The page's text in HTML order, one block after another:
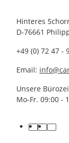
Hinteres
D-76661
+49 (0) 72 47 -
Email:
Unsere
Mo-Fr. 09:00 -